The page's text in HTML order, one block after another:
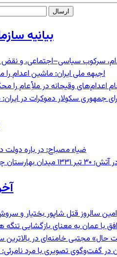
بیانیه
سرکوب سیاسی–اجتماعی، و
جبهه ملی ایران: ماشین اعدام را متوقف کنید!
اعدام‌های وقیحانه در ملأِعام را
جمهوری سکولار دموکرات در ایران:
ضیاء مصباح: در باره
خبر بود؟
35 امین سالروز قتل شاپور بختیار و
با عمان به معنای بازگشایی
حال» مجتبی خامنه‌ای در